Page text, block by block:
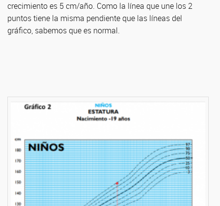
crecimiento es 5 cm/año. Como la línea que une los 2
puntos tiene la misma pendiente que las líneas del
gráfico, sabemos que es normal.